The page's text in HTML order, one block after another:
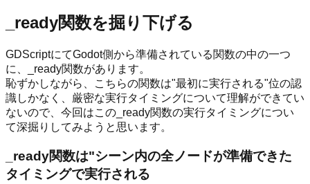
_ready関数を掘り下げる
GDScriptにてGodot側から準備されている関数の中の一つ
に、_ready関数があります。
恥ずかしながら、こちらの関数は"最初に実行される"位の認
識しかなく、厳密な実行タイミングについて理解ができてい
ないので、今回はこの_ready関数の実行タイミングについ
て深掘りしてみようと思います。
_ready関数は"シーン内の全ノードが準備できた
タイミングで実行される